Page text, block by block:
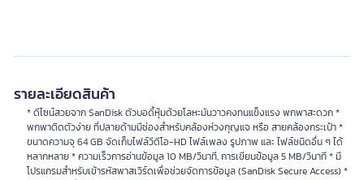
รายละเอียดสินค้า
* ดีไซน์สวยจาก SanDisk ตัวบอดี้หุ้มด้วยโลหะมันวาวคงทนแข็งแรง พกพาสะดวก *
พกพาติดตัวง่าย ที่ปลายด้ามมีช่องสำหรับคล้องห่วงกุญแจ หรือ สายคล้องกระเป๋า *
ขนาดความจุ 64 GB จัดเก็บไฟล์วีดีโอ-HD ไฟล์เพลง รูปภาพ และ ไฟล์ชนิดอื่น ๆ ได้
หลากหลาย * ความเร็วการอ่านข้อมูล 10 MB/วินาที, การเขียนข้อมูล 5 MB/วินาที * มี
โปรแกรมสำหรับเข้ารหัสพาสเวิร์ดเพื่อช่วยจัดการข้อมูล (SanDisk Secure Access) *